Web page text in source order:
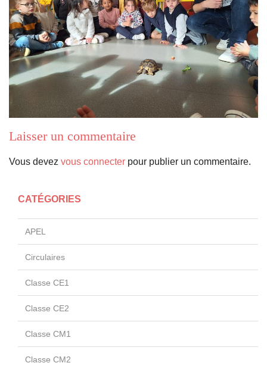
Laisser un commentaire
Vous devez vous connecter pour publier un commentaire.
CATÉGORIES
APEL
Circulaires
Classe CE1
Classe CE2
Classe CM1
Classe CM2